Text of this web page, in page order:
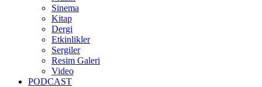
Sinema
Kitap
Dergi
Etkinlikler
Sergiler
Resim Galeri
Video
PODCAST